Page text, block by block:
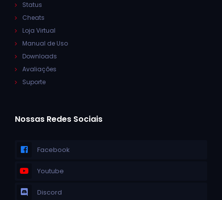
Status
Cheats
Loja Virtual
Manual de Uso
Downloads
Avaliações
Suporte
Nossas Redes Sociais
Facebook
Youtube
Discord